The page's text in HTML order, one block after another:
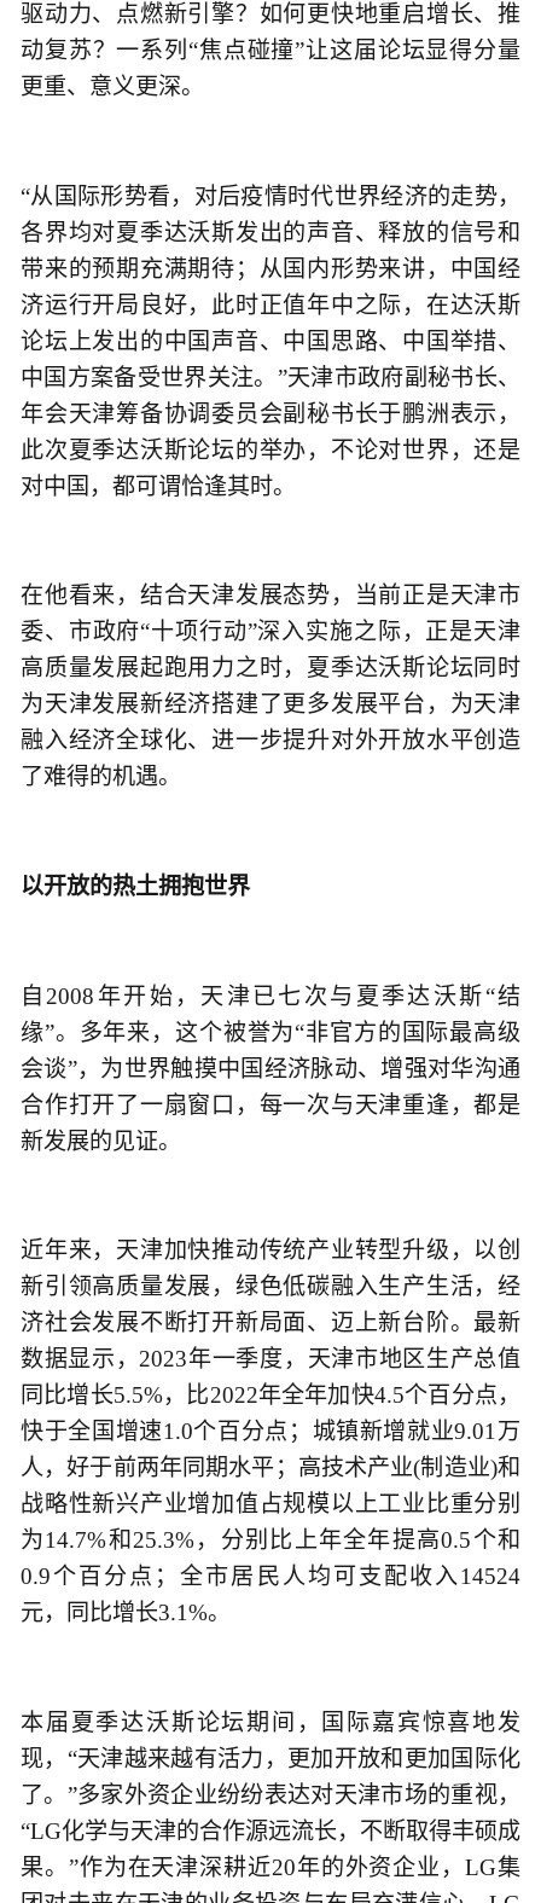
驱动力、点燃新引擎？如何更快地重启增长、推
动复苏？一系列“焦点碰撞”让这届论坛显得分量
更重、意义更深。
“从国际形势看，对后疫情时代世界经济的走势，
各界均对夏季达沃斯发出的声音、释放的信号和
带来的预期充满期待；从国内形势来讲，中国经
济运行开局良好，此时正值年中之际，在达沃斯
论坛上发出的中国声音、中国思路、中国举措、
中国方案备受世界关注。”天津市政府副秘书长、
年会天津筹备协调委员会副秘书长于鹏洲表示，
此次夏季达沃斯论坛的举办，不论对世界，还是
对中国，都可谓恰逢其时。
在他看来，结合天津发展态势，当前正是天津市
委、市政府“十项行动”深入实施之际，正是天津
高质量发展起跑用力之时，夏季达沃斯论坛同时
为天津发展新经济搭建了更多发展平台，为天津
融入经济全球化、进一步提升对外开放水平创造
了难得的机遇。
以开放的热土拥抱世界
自2008年开始，天津已七次与夏季达沃斯“结
缘”。多年来，这个被誉为“非官方的国际最高级
会谈”，为世界触摸中国经济脉动、增强对华沟通
合作打开了一扇窗口，每一次与天津重逢，都是
新发展的见证。
近年来，天津加快推动传统产业转型升级，以创
新引领高质量发展，绿色低碳融入生产生活，经
济社会发展不断打开新局面、迈上新台阶。最新
数据显示，2023年一季度，天津市地区生产总值
同比增长5.5%，比2022年全年加快4.5个百分点，
快于全国增速1.0个百分点；城镇新增就业9.01万
人，好于前两年同期水平；高技术产业(制造业)和
战略性新兴产业增加值占规模以上工业比重分别
为14.7%和25.3%，分别比上年全年提高0.5个和
0.9个百分点；全市居民人均可支配收入14524
元，同比增长3.1%。
本届夏季达沃斯论坛期间，国际嘉宾惊喜地发
现，“天津越来越有活力，更加开放和更加国际化
了。”多家外资企业纷纷表达对天津市场的重视，
“LG化学与天津的合作源远流长，不断取得丰硕成
果。”作为在天津深耕近20年的外资企业，LG集